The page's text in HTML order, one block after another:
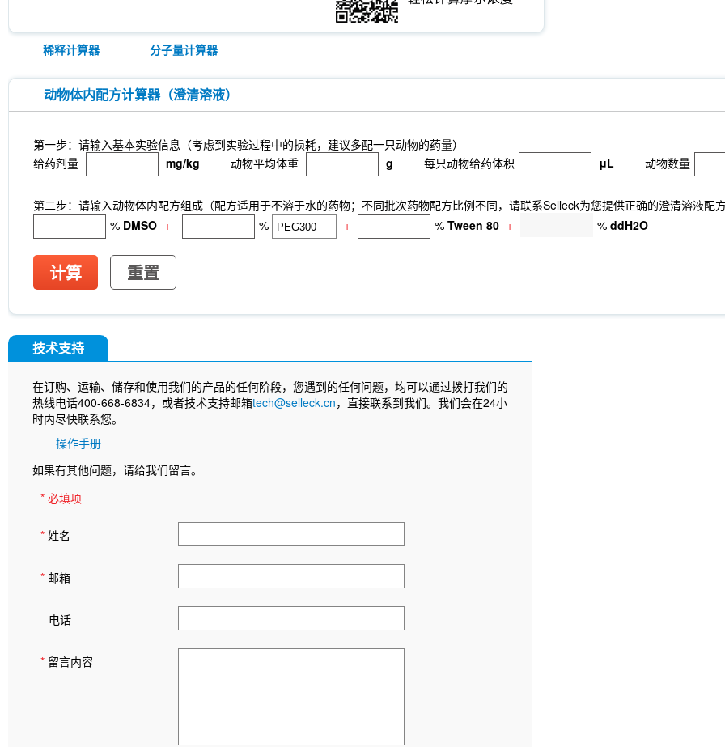
稀释计算器 分子量计算器
动物体内配方计算器（澄清溶液）
第一步：请输入基本实验信息（考虑到实验过程中的损耗，建议多配一只动物的药量）
给药剂量
mg/kg 动物平均体重 g 每只动物给药体积 μL 动物数量
第二步：请输入动物体内配方组成（配方适用于不溶于水的药物；不同批次药物配方比例不同，请联系Selleck为您提供正确的澄清溶液配
% DMSO + % + % Tween 80 + % ddH2O
计算 重置
技术支持
在订购、运输、储存和使用我们的产品的任何阶段，您遇到的任何问题，均可以通过拨打我们的
热线电话400-668-6834，或者技术支持邮箱tech@selleck.cn，直接联系到我们。我们会在24小
时内尽快联系您。
操作手册
如果有其他问题，请给我们留言。
* 必填项
* 姓名
* 邮箱
电话
* 留言内容